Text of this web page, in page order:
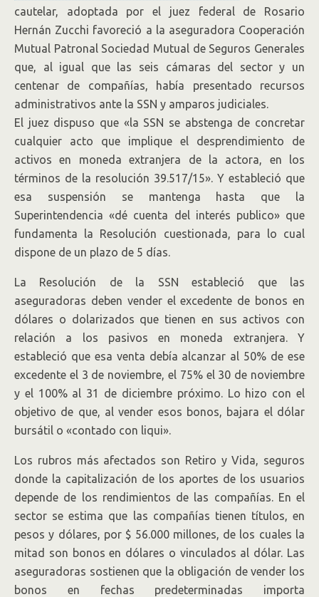
cautelar, adoptada por el juez federal de Rosario
Hernán Zucchi favoreció a la aseguradora Cooperación
Mutual Patronal Sociedad Mutual de Seguros Generales
que, al igual que las seis cámaras del sector y un
centenar de compañías, había presentado recursos
administrativos ante la SSN y amparos judiciales.
El juez dispuso que «la SSN se abstenga de concretar
cualquier acto que implique el desprendimiento de
activos en moneda extranjera de la actora, en los
términos de la resolución 39.517/15». Y estableció que
esa suspensión se mantenga hasta que la
Superintendencia «dé cuenta del interés publico» que
fundamenta la Resolución cuestionada, para lo cual
dispone de un plazo de 5 días.
La Resolución de la SSN estableció que las
aseguradoras deben vender el excedente de bonos en
dólares o dolarizados que tienen en sus activos con
relación a los pasivos en moneda extranjera. Y
estableció que esa venta debía alcanzar al 50% de ese
excedente el 3 de noviembre, el 75% el 30 de noviembre
y el 100% al 31 de diciembre próximo. Lo hizo con el
objetivo de que, al vender esos bonos, bajara el dólar
bursátil o «contado con liqui».
Los rubros más afectados son Retiro y Vida, seguros
donde la capitalización de los aportes de los usuarios
depende de los rendimientos de las compañías. En el
sector se estima que las compañías tienen títulos, en
pesos y dólares, por $ 56.000 millones, de los cuales la
mitad son bonos en dólares o vinculados al dólar. Las
aseguradoras sostienen que la obligación de vender los
bonos en fechas predeterminadas importa